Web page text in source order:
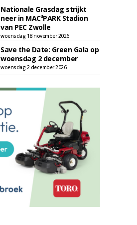
Nationale Grasdag strijkt
neer in MAC³PARK Stadion
van PEC Zwolle
woensdag 18 november 2026
Save the Date: Green Gala op
woensdag 2 december
woensdag 2 december 2026